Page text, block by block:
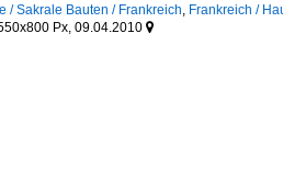
/ Sakrale Bauten / Frankreich Frankreich /
Px, 09.04.2010 